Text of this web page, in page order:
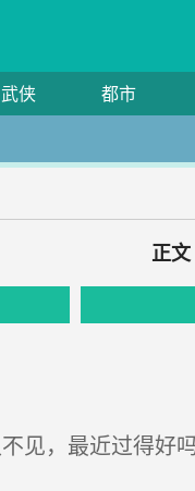
武侠 都市
正
见，最近过得好